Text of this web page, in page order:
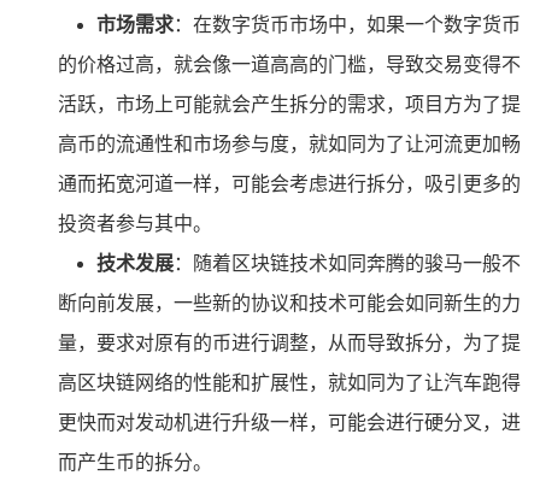
市场需求：在数字货币市场中，如果一个数字货币
的价格过高，就会像一道高高的门槛，导致交易变得不
活跃，市场上可能就会产生拆分的需求，项目方为了提
高币的流通性和市场参与度，就如同为了让河流更加畅
通而拓宽河道一样，可能会考虑进行拆分，吸引更多的
投资者参与其中。
技术发展：随着区块链技术如同奔腾的骏马一般不
断向前发展，一些新的协议和技术可能会如同新生的力
量，要求对原有的币进行调整，从而导致拆分，为了提
高区块链网络的性能和扩展性，就如同为了让汽车跑得
更快而对发动机进行升级一样，可能会进行硬分叉，进
而产生币的拆分。